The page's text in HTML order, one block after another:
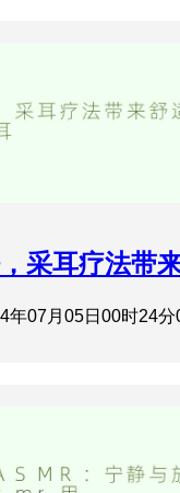
采耳疗法带
年07月05日00时24分